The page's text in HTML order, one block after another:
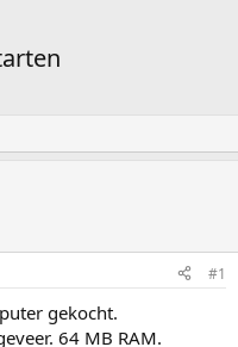
#1
gekocht.
64 MB RAM.